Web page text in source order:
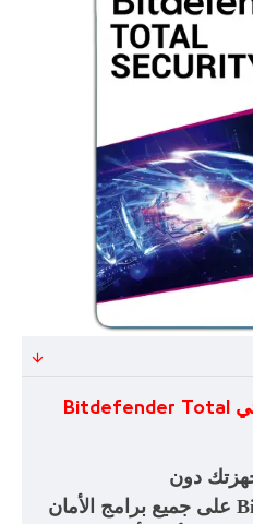
Bitdefender Total
دون
على جميع برامج الأمان